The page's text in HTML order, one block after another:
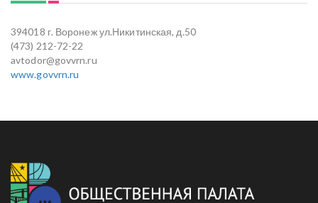
394018 г. Воронеж ул.Никитинская, д.50
(473) 212-72-22
avtodor@govvrn.ru
www.govvrn.ru